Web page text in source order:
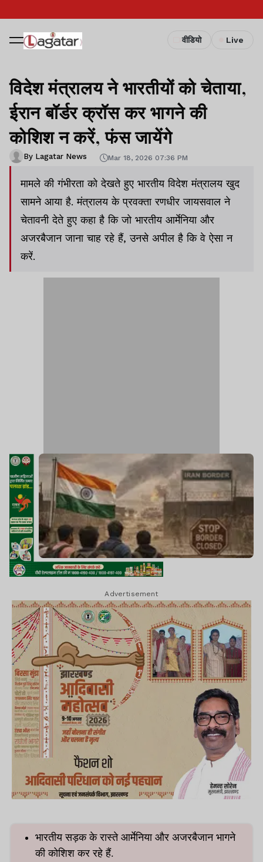
वीडियो Live
विदेश मंत्रालय ने भारतीयों को चेताया,
ईरान बॉर्डर क्रॉस कर भागने की
कोशिश न करें, फंस जायेंगे
By Lagatar News Mar 18, 2026 07:36 PM
मामले की गंभीरता को देखते हुए भारतीय विदेश मंत्रालय खुद
सामने आया है. मंत्रालय के प्रवक्ता रणधीर जायसवाल ने
चेतावनी देते हुए कहा है कि जो भारतीय आर्मेनिया और
अजरबैजान जाना चाह रहे हैं, उनसे अपील है कि वे ऐसा न
करें.
Advertisement
भारतीय सड़क के रास्ते आर्मेनिया और अजरबैजान भागने
की कोशिश कर रहे हैं.